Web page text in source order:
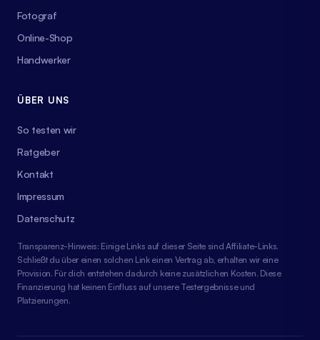
Fotograf
Online-Shop
Handwerker
ÜBER UNS
So testen wir
Ratgeber
Kontakt
Impressum
Datenschutz
Transparenz-Hinweis: Einige Links auf dieser Seite sind Affiliate-Links.
Schließt du über einen solchen Link einen Vertrag ab, erhalten wir eine
Provision. Für dich entstehen dadurch keine zusätzlichen Kosten. Diese
Finanzierung hat keinen Einfluss auf unsere Testergebnisse und
Platzierungen.